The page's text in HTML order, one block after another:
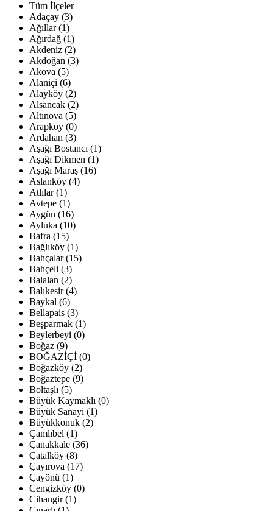
Tüm İlçeler
Adaçay (3)
Ağıllar (1)
Ağırdağ (1)
Akdeniz (2)
Akdoğan (3)
Akova (5)
Alaniçi (6)
Alayköy (2)
Alsancak (2)
Altınova (5)
Arapköy (0)
Ardahan (3)
Aşağı Bostancı (1)
Aşağı Dikmen (1)
Aşağı Maraş (16)
Aslanköy (4)
Atlılar (1)
Avtepe (1)
Aygün (16)
Ayluka (10)
Bafra (15)
Bağlıköy (1)
Bahçalar (15)
Bahçeli (3)
Balalan (2)
Balıkesir (4)
Baykal (6)
Bellapais (3)
Beşparmak (1)
Beylerbeyi (0)
Boğaz (9)
BOĞAZİÇİ (0)
Boğazköy (2)
Boğaztepe (9)
Boltaşlı (5)
Büyük Kaymaklı (0)
Büyük Sanayi (1)
Büyükkonuk (2)
Çamlıbel (1)
Çanakkale (36)
Çatalköy (8)
Çayırova (17)
Çayönü (1)
Cengizköy (0)
Cihangir (1)